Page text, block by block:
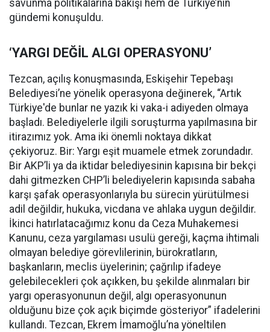
savunma politikalarına bakışı hem de Türkiye’nin
gündemi konuşuldu.
‘YARGI DEĞİL ALGI OPERASYONU’
Tezcan, açılış konuşmasında, Eskişehir Tepebaşı
Belediyesi’ne yönelik operasyona değinerek, “Artık
Türkiye'de bunlar ne yazık ki vaka-i adiyeden olmaya
başladı. Belediyelerle ilgili soruşturma yapılmasına bir
itirazımız yok. Ama iki önemli noktaya dikkat
çekiyoruz. Bir: Yargı eşit muamele etmek zorundadır.
Bir AKP’li ya da iktidar belediyesinin kapısına bir bekçi
dahi gitmezken CHP’li belediyelerin kapısında sabaha
karşı şafak operasyonlarıyla bu sürecin yürütülmesi
adil değildir, hukuka, vicdana ve ahlaka uygun değildir.
İkinci hatırlatacağımız konu da Ceza Muhakemesi
Kanunu, ceza yargılaması usulü gereği, kaçma ihtimali
olmayan belediye görevlilerinin, bürokratların,
başkanların, meclis üyelerinin; çağrılıp ifadeye
gelebilecekleri çok açıkken, bu şekilde alınmaları bir
yargı operasyonunun değil, algı operasyonunun
olduğunu bize çok açık biçimde gösteriyor” ifadelerini
kullandı. Tezcan, Ekrem İmamoğlu’na yöneltilen